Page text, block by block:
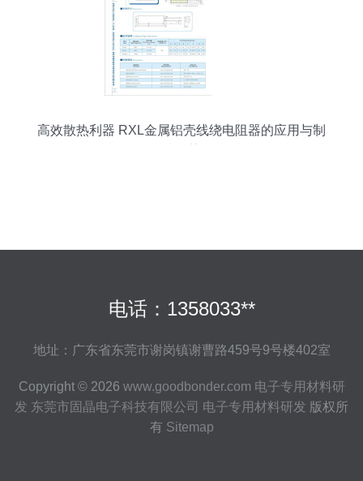
高效散热利器 RXL金属铝壳线绕电阻器的应用与制
电话：1358033**
地址：广东省东莞市谢岗镇谢曹路459号9号楼402室
Copyright © 2026 www.goodbonder.com 电子专用材料研
发 东莞市固晶电子科技有限公司 电子专用材料研发 版权所
有 Sitemap